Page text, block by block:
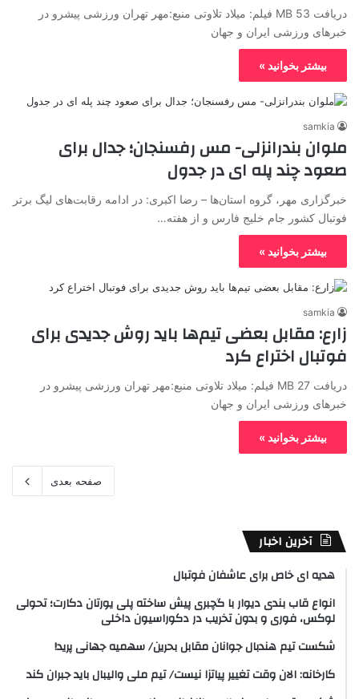
دریافت 53 MB فیلم: میلاد تلاوتی منبع:مهر تهران ورزشی پیشرو در
خبرهای ورزشی ایران و جهان
بیشتر بخوانید »
samkia
ملوان بندرانزلی- مس رفسنجان؛ جدال برای
صعود چند پله ای در جدول
خبرگزاری مهر، گروه استان‌ها – رضا اکبری: در ادامه رقابت‌های لیگ برتر
فوتبال کشور جام خلیج فارس و از هفته…
بیشتر بخوانید »
samkia
زارع: مقابل بعضی تیم‌ها باید روش جدیدی برای
فوتبال اختراع کرد
دریافت 27 MB فیلم: میلاد تلاوتی منبع:مهر تهران ورزشی پیشرو در
خبرهای ورزشی ایران و جهان
بیشتر بخوانید »
صفحه بعدی
آخرین اخبار
هدیه ای خاص برای عاشفان فوتبال
انواع قاب بندی دیوار با گچبری پیش ساخته پلی یورتان دکارت؛ تحولی
لوکس، فوری و بدون تخریب در دکوراسیون داخلی
شکست تیم هندبال جوانان مقابل بحرین/ سهمیه جهانی پرید!
کارخانه: الان وقت تغییر پیاتزا نیست/ تیم ملی والیبال باید جبران کند